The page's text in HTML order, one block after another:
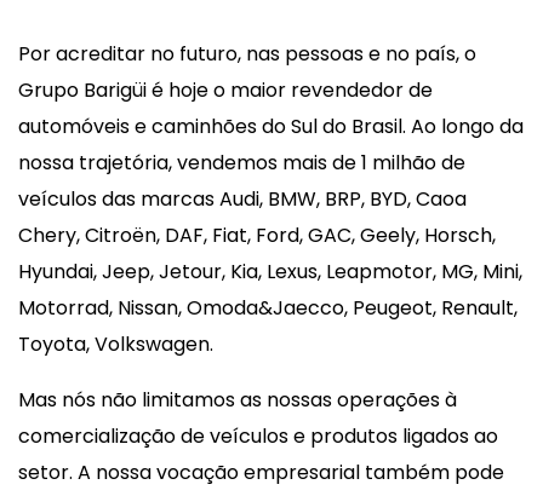
Por acreditar no futuro, nas pessoas e no país, o
Grupo Barigüi é hoje o maior revendedor de
automóveis e caminhões do Sul do Brasil. Ao longo da
nossa trajetória, vendemos mais de 1 milhão de
veículos das marcas Audi, BMW, BRP, BYD, Caoa
Chery, Citroën, DAF, Fiat, Ford, GAC, Geely, Horsch,
Hyundai, Jeep, Jetour, Kia, Lexus, Leapmotor, MG, Mini,
Motorrad, Nissan, Omoda&Jaecco, Peugeot, Renault,
Toyota, Volkswagen.
Mas nós não limitamos as nossas operações à
comercialização de veículos e produtos ligados ao
setor. A nossa vocação empresarial também pode